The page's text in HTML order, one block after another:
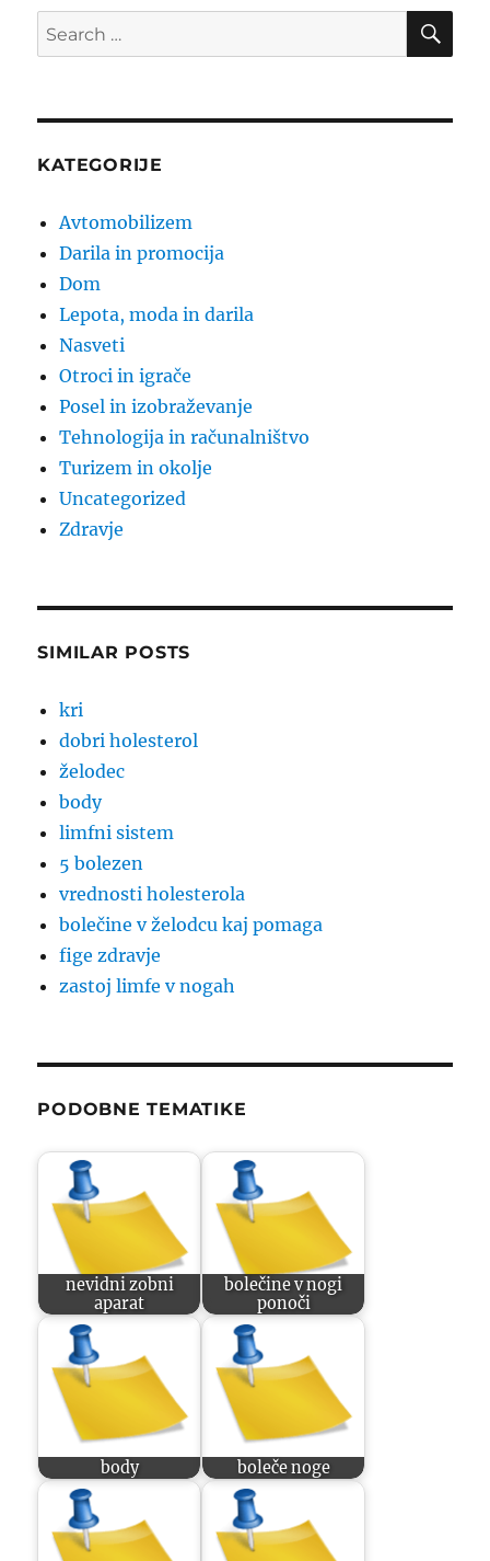
Search
for:
KATEGORIJE
Avtomobilizem
Darila in promocija
Dom
Lepota, moda in darila
Nasveti
Otroci in igrače
Posel in izobraževanje
Tehnologija in računalništvo
Turizem in okolje
Uncategorized
Zdravje
SIMILAR POSTS
kri
dobri holesterol
želodec
body
limfni sistem
5 bolezen
vrednosti holesterola
bolečine v želodcu kaj pomaga
fige zdravje
zastoj limfe v nogah
PODOBNE TEMATIKE
nevidni zobni
aparat
bolečine v nogi
ponoči
body boleče noge